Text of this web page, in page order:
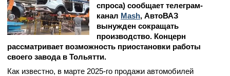
спроса) сообщает телеграм-
канал Mash, АвтоВАЗ
вынужден сокращать
производство. Концерн
рассматривает возможность приостановки работы
своего завода в Тольятти.
Как известно, в марте 2025-го продажи автомобилей